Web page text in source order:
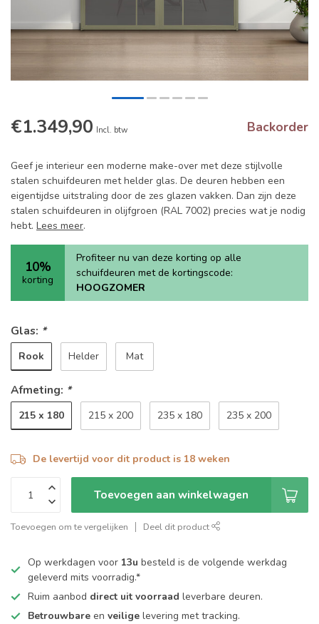
€1.349,90 Incl. btw Backorder
Geef je interieur een moderne make-over met deze stijlvolle
stalen schuifdeuren met helder glas. De deuren hebben een
eigentijdse uitstraling door de zes glazen vakken. Dan zijn deze
stalen schuifdeuren in olijfgroen (RAL 7002) precies wat je nodig
hebt. Lees meer.
10%
korting
Profiteer nu van deze korting op alle
schuifdeuren met de kortingscode:
HOOGZOMER
Glas: *
Rook Helder Mat
Afmeting: *
215 x 180 215 x 200 235 x 180 235 x 200
De levertijd voor dit product is 18 weken
Toevoegen aan winkelwagen
Toevoegen om te vergelijken Deel dit product
Op werkdagen voor 13u besteld is de volgende werkdag
geleverd mits voorradig.*
Ruim aanbod direct uit voorraad leverbare deuren.
Betrouwbare en veilige levering met tracking.